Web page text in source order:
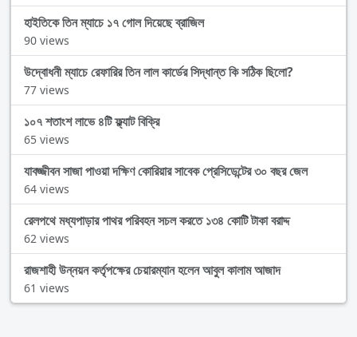
হাইতিকে তিন ম্যাচে ১৭ গোল দিয়েছে ব্রাজিল
90 views
উদ্বোধনী ম্যাচে রেফারির তিন লাল কার্ডের সিদ্ধান্ত কি সঠিক ছিলো?
77 views
১০৭ শতাংশ লাভে ৪টি ফ্ল্যাট বিক্রি
65 views
যাবজ্জীবন সাজা পাওয়া দক্ষিণ কোরিয়ার সাবেক প্রেসিডেন্টের ৩০ বছর জেল
64 views
রেলপথে মধ্যপাড়ার পাথর পরিবহন সচল করতে ১৩৪ কোটি টাকা বরাদ্দ
62 views
রাজশাহী উন্নয়ন কর্তৃপক্ষের চেয়ারম্যান হলেন আবুল কালাম আজাদ
61 views